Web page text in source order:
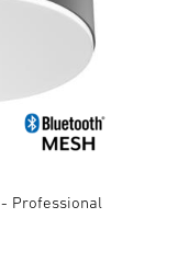
Professional